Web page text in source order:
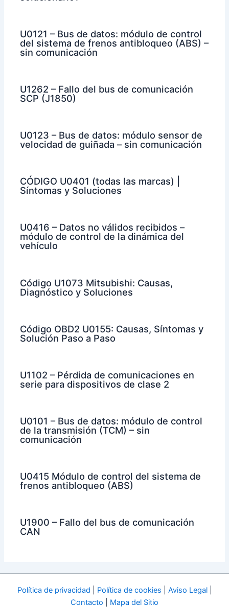
U0121 – Bus de datos: módulo de control
del sistema de frenos antibloqueo (ABS) –
sin comunicación
U1262 – Fallo del bus de comunicación
SCP (J1850)
U0123 – Bus de datos: módulo sensor de
velocidad de guiñada – sin comunicación
CÓDIGO U0401 (todas las marcas) |
Síntomas y Soluciones
U0416 – Datos no válidos recibidos –
módulo de control de la dinámica del
vehículo
Código U1073 Mitsubishi: Causas,
Diagnóstico y Soluciones
Código OBD2 U0155: Causas, Síntomas y
Solución Paso a Paso
U1102 – Pérdida de comunicaciones en
serie para dispositivos de clase 2
U0101 – Bus de datos: módulo de control
de la transmisión (TCM) – sin
comunicación
U0415 Módulo de control del sistema de
frenos antibloqueo (ABS)
U1900 – Fallo del bus de comunicación
CAN
Política de privacidad Política de cookies Aviso Legal|
Contacto
Mapa del Sitio